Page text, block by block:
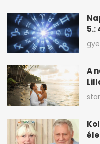
5.:
A
-